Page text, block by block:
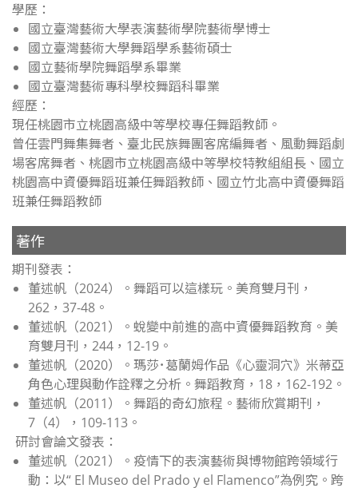
學歷：
國立臺灣藝術大學表演藝術學院藝術學博士
國立臺灣藝術大學舞蹈學系藝術碩士
國立藝術學院舞蹈學系畢業
國立臺灣藝術專科學校舞蹈科畢業
經歷：
現任桃園市立桃園高級中等學校專任舞蹈教師。
曾任雲門舞集舞者、臺北民族舞團客席編舞者、風動舞蹈劇
場客席舞者、桃園市立桃園高級中等學校特教組組長、國立
桃園高中資優舞蹈班兼任舞蹈教師、國立竹北高中資優舞蹈
班兼任舞蹈教師
著作
期刊發表：
董述帆（2024）。舞蹈可以這樣玩。 美育雙月刊，
262 ，37-48。
董述帆（2021）。蛻變中前進的高中資優舞蹈教育。 美
育雙月刊， 244 ，12-19。
董述帆（2020）。瑪莎･葛蘭姆作品《心靈洞穴》米蒂亞
角色心理與動作詮釋之分析。 舞蹈教育， 18 ，162-192。
董述帆（2011）。舞蹈的奇幻旅程。 藝術欣賞期刊，
7 （4），109-113。
研討會論文發表：
董述帆（2021）。 疫情下的表演藝術與博物館跨領域行
動：以“ El Museo del Prado y el Flamenco”為例究 。跨